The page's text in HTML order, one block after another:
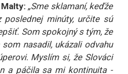
„Sme sklamaní, keďže
minúty, určite sú
Som spokojný s tým, že
nasadil, ukázali odvahu
Myslím si, že Slováci
a páčila sa mi kontinuita -